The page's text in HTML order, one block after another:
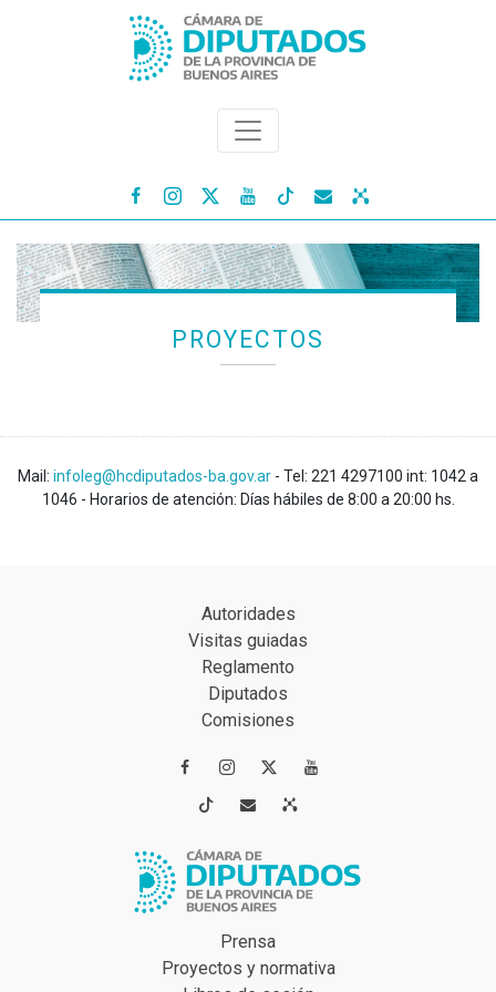
   
PROYECTOS
Mail: infoleg@hcdiputados-ba.gov.ar - Tel: 221 4297100 int: 1042 a
1046 - Horarios de atención: Días hábiles de 8:00 a 20:00 hs.
Autoridades
Visitas guiadas
Reglamento
Diputados
Comisiones
 
 
Prensa
Proyectos y normativa